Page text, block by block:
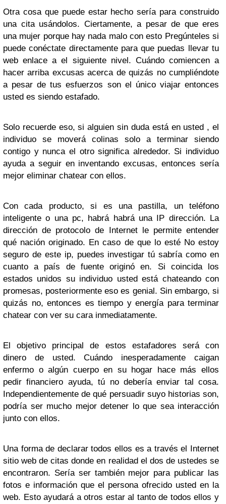
Otra cosa que puede estar hecho sería para construido
una cita usándolos. Ciertamente, a pesar de que eres
una mujer porque hay nada malo con esto Pregúnteles si
puede conéctate directamente para que puedas llevar tu
web enlace a el siguiente nivel. Cuándo comiencen a
hacer arriba excusas acerca de quizás no cumpliéndote
a pesar de tus esfuerzos son el único viajar entonces
usted es siendo estafado.
Solo recuerde eso, si alguien sin duda está en usted , el
individuo se moverá colinas solo a terminar siendo
contigo y nunca el otro significa alrededor. Si individuo
ayuda a seguir en inventando excusas, entonces sería
mejor eliminar chatear con ellos.
Con cada producto, si es una pastilla, un teléfono
inteligente o una pc, habrá habrá una IP dirección. La
dirección de protocolo de Internet le permite entender
qué nación originado. En caso de que lo esté No estoy
seguro de este ip, puedes investigar tú sabría como en
cuanto a país de fuente originó en. Si coincida los
estados unidos su individuo usted está chateando con
promesas, posteriormente eso es genial. Sin embargo, si
quizás no, entonces es tiempo y energía para terminar
chatear con ver su cara inmediatamente.
El objetivo principal de estos estafadores será con
dinero de usted. Cuándo inesperadamente caigan
enfermo o algún cuerpo en su hogar hace más ellos
pedir financiero ayuda, tú no debería enviar tal cosa.
Independientemente de qué persuadir suyo historias son,
podría ser mucho mejor detener lo que sea interacción
junto con ellos.
Una forma de declarar todos ellos es a través el Internet
sitio web de citas donde en realidad el dos de ustedes ​​se
encontraron. Sería ser también mejor para publicar las
fotos e información que el persona ofrecido usted en la
web. Esto ayudará a otros estar al tanto de todos ellos y